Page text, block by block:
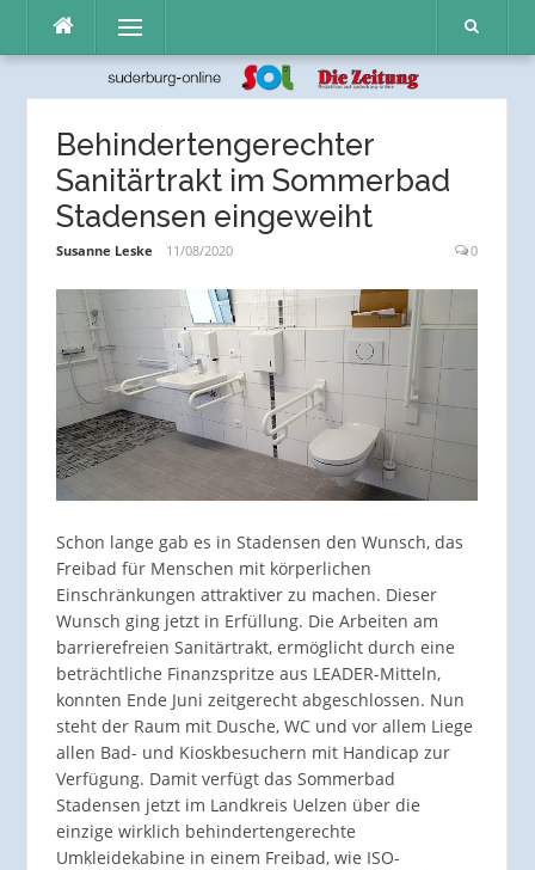
Inhalt
Menü
Behindertengerechter
Sanitärtrakt im Sommerbad
Stadensen eingeweiht
Susanne Leske 11/08/2020 0
Schon lange gab es in Stadensen den Wunsch, das
Freibad für Menschen mit körperlichen
Einschränkungen attraktiver zu machen. Dieser
Wunsch ging jetzt in Erfüllung. Die Arbeiten am
barrierefreien Sanitärtrakt, ermöglicht durch eine
beträchtliche Finanzspritze aus LEADER-Mitteln,
konnten Ende Juni zeitgerecht abgeschlossen. Nun
steht der Raum mit Dusche, WC und vor allem Liege
allen Bad- und Kioskbesuchern mit Handicap zur
Verfügung. Damit verfügt das Sommerbad
Stadensen jetzt im Landkreis Uelzen über die
einzige wirklich behindertengerechte
Umkleidekabine in einem Freibad, wie ISO-